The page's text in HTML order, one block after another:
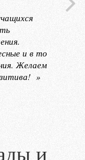
и в то
Желаем
»
и